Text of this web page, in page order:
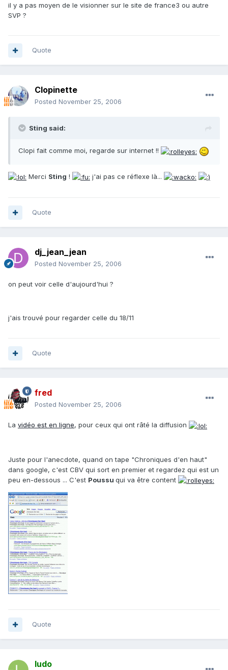
il y a pas moyen de le visionner sur le site de france3 ou autre
SVP ?
Quote
Clopinette
Posted November 25, 2006
Sting said:
Clopi fait comme moi, regarde sur internet !!
Merci Sting ! j'ai pas ce réflexe là...
Quote
dj_jean_jean
Posted November 25, 2006
on peut voir celle d'aujourd'hui ?
j'ais trouvé pour regarder celle du 18/11
Quote
fred
Posted November 25, 2006
La vidéo est en ligne, pour ceux qui ont râté la diffusion
Juste pour l'anecdote, quand on tape "Chroniques d'en haut"
dans google, c'est CBV qui sort en premier et regardez qui est un
peu en-dessous ... C'est Poussu qui va être content
Quote
ludo